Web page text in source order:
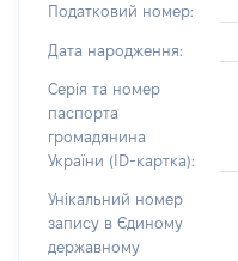
Податковий номер:
Дата народження:
Серія та номер
паспорта
громадянина
України (ID-картка):
Унікальний номер
запису в Єдиному
державному